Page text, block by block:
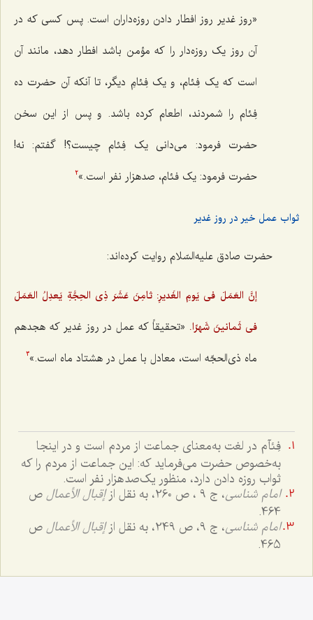
«روز غدیر روز افطار دادن‌ روزه‌داران است. پس کسى که در
آن روز یک روزه‌دار را که مؤمن باشد افطار دهد، مانند آن
است که یک فِئام، و یک فِئامِ دیگر، تا آنکه آن حضرت ده
فِئام را شمردند، اطعام کرده باشد. و پس از این سخن
حضرت فرمود: مى‌دانى یک فِئام چیست؟! گفتم: نه!
حضرت فرمود: یک فئام، صدهزار نفر است.»2
ثواب عمل خیر در روز غدیر
حضرت صادق علیه‌السّلام روایت کرده‌اند:
إنَّ العَمَلَ فى یَومِ الغَدیرِ: ثامِنَ عَشَرَ ذِى الحِجَّةِ یَعدِلُ العَمَلَ
فى ثَمانینَ شَهرًا. «تحقیقاً که عمل در روز غدیر که هجدهم
ماه ذى‌الحجّه است، معادل با عمل در هشتاد ماه است.»3
فِئآم در لغت به‌معناى جماعت از مردم است و در اینجا
به‌خصوص حضرت مى‌فرماید که: این جماعت از مردم را که
ثواب روزه دادن دارد، منظور یک‌صد‌هزار نفر است.
امام شناسی، ج 9 ، ص 260، به نقل از إقبال الأعمالص
464.
امام شناسى، ج‌ 9، ص 249، به نقل از إقبال الأعمالص
465.